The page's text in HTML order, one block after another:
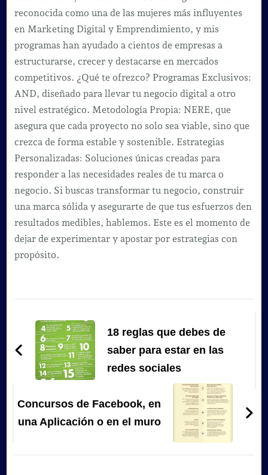
reconocida como una de las mujeres más influyentes
en Marketing Digital y Emprendimiento, y mis
programas han ayudado a cientos de empresas a
estructurarse, crecer y destacarse en mercados
competitivos. ¿Qué te ofrezco? Programas Exclusivos:
AND, diseñado para llevar tu negocio digital a otro
nivel estratégico. Metodología Propia: NERE, que
asegura que cada proyecto no solo sea viable, sino que
crezca de forma estable y sostenible. Estrategias
Personalizadas: Soluciones únicas creadas para
responder a las necesidades reales de tu marca o
negocio. Si buscas transformar tu negocio, construir
una marca sólida y asegurarte de que tus esfuerzos den
resultados medibles, hablemos. Este es el momento de
dejar de experimentar y apostar por estrategias con
propósito.
de
entradas
18 reglas que debes de
saber para estar en las
redes sociales
Concursos de Facebook, en
una Aplicación o en el muro